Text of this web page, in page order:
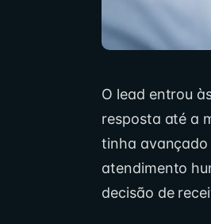
O lead entrou
resposta até a
tinha avançado
atendimento
decisão de